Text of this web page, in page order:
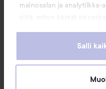
mainosalan ja
heille tai joita on kerätty,
evästeiden käytön.
Salli